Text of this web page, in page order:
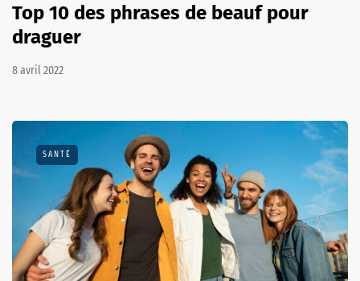
Top 10 des phrases de beauf pour
draguer
8 avril 2022
SANTÉ